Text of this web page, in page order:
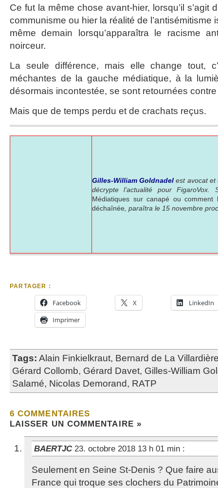
Ce fut la même chose avant-hier, lorsqu’il s’agit
communisme ou hier la réalité de l’antisémitisme
même demain lorsqu’apparaîtra le racisme
noirceur.
La seule différence, mais elle change tout,
méchantes de la gauche médiatique, à la
désormais incontestée, se sont retournées
Mais que de temps perdu et de crachats reçus.
Gilles-William Goldnadel est avocat et
décrypte l’actualité pour
Médiatiques sur canapé ou
déchaînée , paraîtra le 15 novembre
PARTAGER :
Facebook X
LinkedIn
Imprimer
Tags: Alain Finkielkraut, Bernard de La
Gérard Collomb, Gérard Davet, Gilles-William
Salamé, Nicolas Demorand, RATP
6 COMMENTAIRES
LAISSER UN COMMENTAIRE »
BAERTJC 23. octobre 2018 13 h 01 min :
Seulement en Seine St-Denis ? Que faire
France qui troque ses clochers du